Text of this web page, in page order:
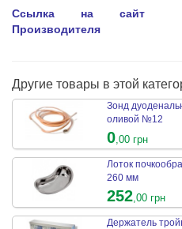
Ссылка на сайт
Производителя
Другие товары в этой
Зонд
оливой №12
0 ,00 грн
Лоток
260 мм
252 ,00 грн
Держатель